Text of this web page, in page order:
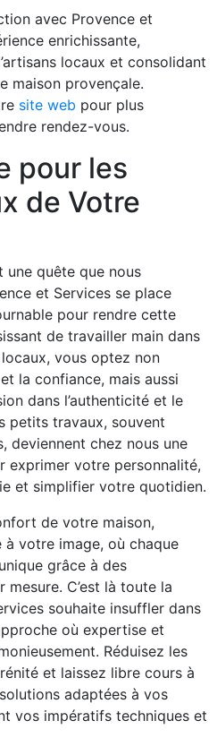
avec Provence et
enrichissante,
locaux et consolidant
maison provençale.
site web pour plus
rendez-vous.
pour les
de Votre
une quête que nous
et Services se place
pour rendre cette
de travailler main dans
vous optez non
la confiance, mais aussi
dans l’authenticité et le
petits travaux, souvent
deviennent chez nous une
votre personnalité,
et simplifier votre quotidien.
de votre maison,
à votre image, où chaque
grâce à des
mesure. C’est là toute la
souhaite insuffler dans
où expertise et
Réduisez les
et laissez libre cours à
adaptées à vos
vos impératifs techniques et